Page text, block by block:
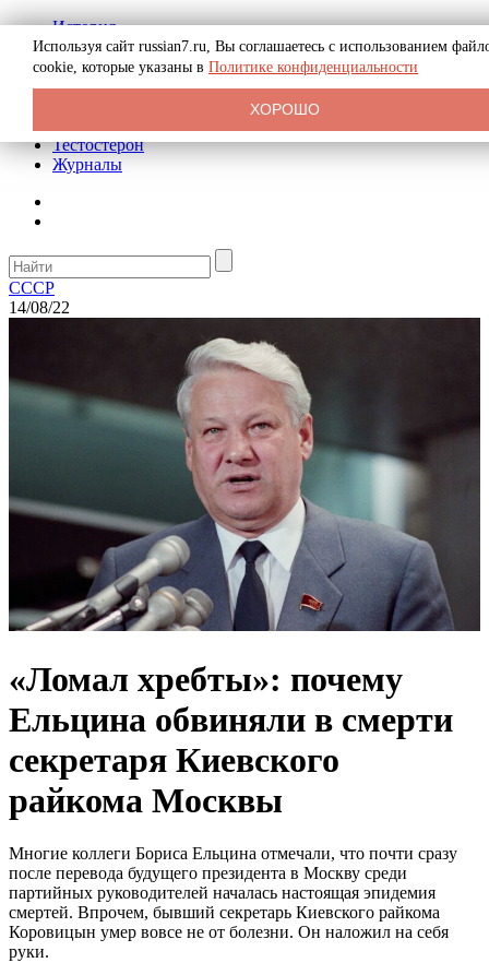
История
Биография
Криминал
Реклама на сайте
Тестостерон
Журналы
СССР
14/08/22
«Ломал хребты»: почему
Ельцина обвиняли в смерти
секретаря Киевского
райкома Москвы
Многие коллеги Бориса Ельцина отмечали, что почти сразу
после перевода будущего президента в Москву среди
партийных руководителей началась настоящая эпидемия
смертей. Впрочем, бывший секретарь Киевского райкома
Коровицын умер вовсе не от болезни. Он наложил на себя
руки.
Используя сайт russian7.ru, Вы соглашаетесь с использованием
cookie, которые указаны в Политике конфиденциальности
ХОРОШО